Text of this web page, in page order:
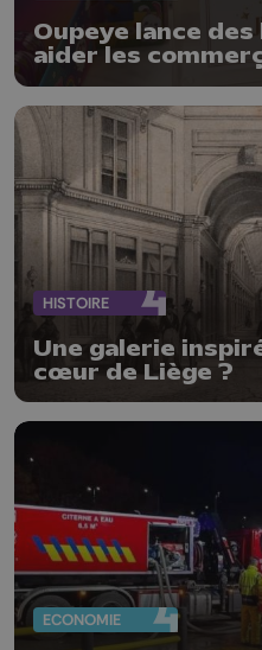
Oupeye lance
aider les
HISTOIRE
Une galerie
cœur de Liège ?
ECONOMIE